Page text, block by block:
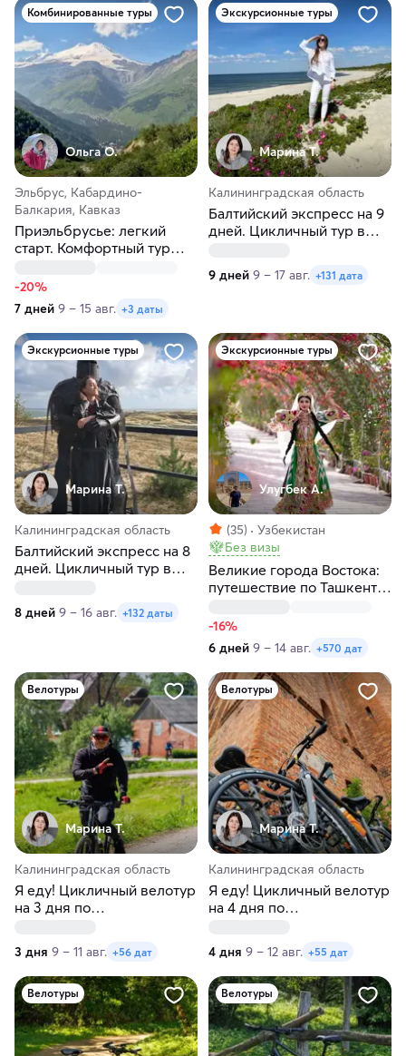
Комбинированные туры
Ольга О.
Эльбрус, Кабардино-
Балкария, Кавказ
Приэльбрусье: легкий
старт. Комфортный тур
-20%
7 дней 9 – 15 авг. +3 даты
Экскурсионные туры
Марина Т.
Калининградская область
Балтийский экспресс на 9
дней. Цикличный тур в
9 дней 9 – 17 авг. +131 дата
Экскурсионные туры
Марина Т.
Калининградская область
Балтийский экспресс на 8
дней. Цикличный тур в
8 дней 9 – 16 авг. +132 даты
Экскурсионные туры
Улугбек А.
(35)
Узбекистан
Без визы
Великие города Востока:
путешествие по Ташкенту,
дней
-16%
6 дней 9 – 14 авг. +570 дат
Велотуры
Марина Т.
Калининградская область
Я еду! Цикличный велотур
на 3 дня по
3 дня 9 – 11 авг. +56 дат
Велотуры
Марина Т.
Калининградская область
Я еду! Цикличный велотур
на 4 дня по
4 дня 9 – 12 авг. +55 дат
Велотуры Велотуры